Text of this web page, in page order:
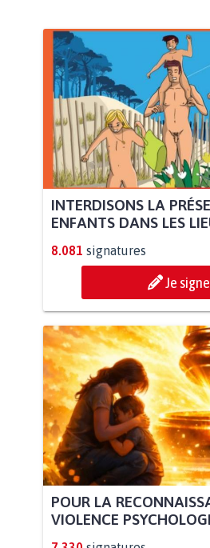
INTERDISONS LA
ENFANTS DANS LES
8.081 signatures
Je signe
POUR LA
VIOLENCE